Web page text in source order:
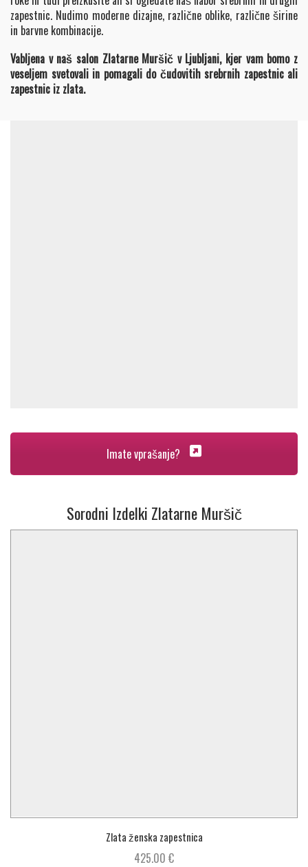
zapestnic. Nudimo moderne dizajne, različne oblike, različne širine
in barvne kombinacije.
Vabljena v naš salon Zlatarne Muršič v Ljubljani, kjer vam bomo z
veseljem svetovali in pomagali do čudovitih srebrnih zapestnic ali
zapestnic iz zlata.
Imate vprašanje?
Sorodni Izdelki Zlatarne Muršič
Zlata ženska zapestnica
425.00 €